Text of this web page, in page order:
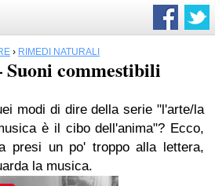
› RIMEDI NATURALI
commestibili
modi di dire della serie "l'arte/la
è il cibo dell'anima"? Ecco,
presi un po' troppo alla lettera,
la musica.